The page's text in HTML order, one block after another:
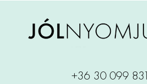
+36 30 099